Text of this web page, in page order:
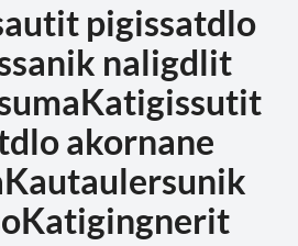
pigissatdlo
naligdlit
akornane